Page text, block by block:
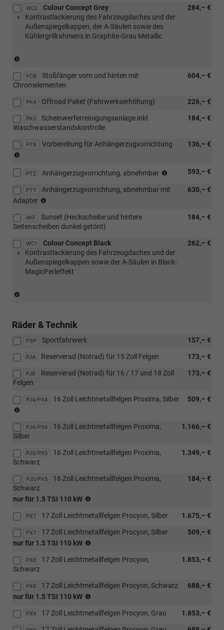
WC2 284,– €
Colour Concept Grey
Kontrastlackierung des Fahrzeugdaches und der
Außenspiegelkappen, der A-Säulen sowie des
Kühlergrillrahmens in Graphite-Grau Metallic
Verbindung
mit
oder
Leichtmetallräder
Grau)
Verbindung
[PTX]
Vorbereitung
Anhängerzugvorrichtung
oder
Anhängerzugvorrichtung,
abnehmbar
mit
Adapter
YCB 604,– €
Stoßfänger vorn und hinten mit
Chromelementen
PK4 226,– €
Offroad Paket (Fahrwerkserhöhung)
PK5 184,– €
Scheinwerferreinigungsanlage inkl.
Waschwasserstandskontrolle
PTX 136,– €
Vorbereitung für Anhängerzugvorrichtung
Verbindung
[WC2]
Colour
Grey)
PTZ 593,– €
Anhängerzugvorrichtung, abnehmbar
Verbindung
Colour
PTY 630,– €
Anhängerzugvorrichtung, abnehmbar mit
Adapter
Verbindung
mit
Colour
Concept
Grey)
4KF 184,– €
Sunset (Heckscheibe und hintere
Seitenscheiben dunkel getönt)
WC1 262,– €
Colour Concept Black
Kontrastlackierung des Fahrzeugdaches und der
Außenspiegelkappen sowie der A-Säulen in Black-
MagicPerleffekt
mit
[PJ5]
oder
Leichtmetallräder
Schwarz)
Räder & Technik
PSP 157,– €
Sportfahrwerk
PJA 173,– €
Reserverad (Notrad) für 15 Zoll Felgen
PJB 173,– €
Reserverad (Notrad) für 16 / 17 und 18 Zoll
Felgen
PJ4/PX4 509,– €
16 Zoll Leichtmetallfelgen Proxima, Silber
Verbindung
mit
Selection
Plus
PJ4/PX4 1.166,– €
16 Zoll Leichtmetallfelgen Proxima,
Silber
PJ5/PX5 1.349,– €
16 Zoll Leichtmetallfelgen Proxima,
Schwarz
PJ5/PX5 184,– €
16 Zoll Leichtmetallfelgen Proxima,
Schwarz
nur für 1.5 TSI 110 kW
Verbindung
1.5
kW)
PX7 1.675,– €
17 Zoll Leichtmetallfelgen Procyon, Silber
PX7 509,– €
17 Zoll Leichtmetallfelgen Procyon, Silber
nur für 1.5 TSI 110 kW
Verbindung
TSI
PX8 1.853,– €
17 Zoll Leichtmetallfelgen Procyon,
Schwarz
PX8 688,– €
17 Zoll Leichtmetallfelgen Procyon, Schwarz
nur für 1.5 TSI 110 kW
Verbindung
PX9 1.853,– €
17 Zoll Leichtmetallfelgen Procyon, Grau